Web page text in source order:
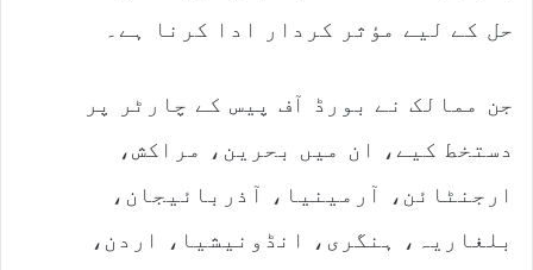
حل کے لیے مؤثر کردار ادا کرنا ہے۔
جن ممالک نے بورڈ آف پیس کے چارٹر پر
دستخط کیے، ان میں بحرین، مراکش،
ارجنٹائن، آرمینیا، آذربائیجان،
بلغاریہ، ہنگری، انڈونیشیا، اردن،